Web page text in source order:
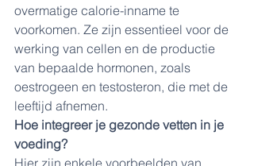
overmatige calorie-inname te
voorkomen. Ze zijn essentieel voor de
werking van cellen en de productie
van bepaalde hormonen, zoals
oestrogeen en testosteron, die met de
leeftijd afnemen.
Hoe integreer je gezonde vetten in je
voeding?
Hier zijn enkele voorbeelden van